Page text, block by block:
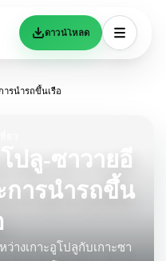
ดาวน์โหลด
ารนำรถขึ้นเรือ
ปลู-ซาวายอี
การนำรถขึ้น
างเกาะอูโปลูกับเกาะซา